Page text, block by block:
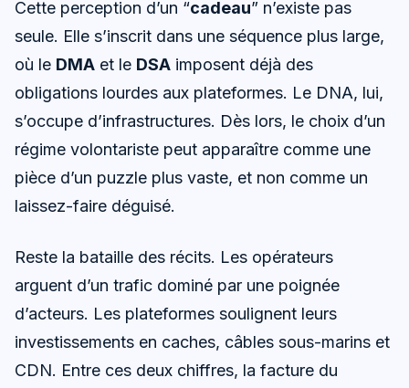
Cette perception d’un “cadeau” n’existe pas
seule. Elle s’inscrit dans une séquence plus large,
où le DMA et le DSA imposent déjà des
obligations lourdes aux plateformes. Le DNA, lui,
s’occupe d’infrastructures. Dès lors, le choix d’un
régime volontariste peut apparaître comme une
pièce d’un puzzle plus vaste, et non comme un
laissez-faire déguisé.
Reste la bataille des récits. Les opérateurs
arguent d’un trafic dominé par une poignée
d’acteurs. Les plateformes soulignent leurs
investissements en caches, câbles sous-marins et
CDN. Entre ces deux chiffres, la facture du